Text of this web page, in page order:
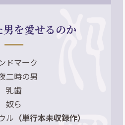
を愛せるのか
ドマーク
二時の男
乳歯
奴ら
ル （単行本未収録作）